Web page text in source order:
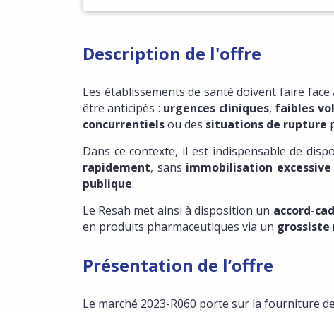
Description de l'offre
Les établissements de santé doivent faire face
être anticipés : urgences cliniques, faibles
concurrentielsou des situations de rupture
Dans ce contexte, il est indispensable de
rapidement, sans immobilisation
publique.
Le Resah met ainsi à disposition un accord-
en produits pharmaceutiques via un
Présentation de l’offre
Le marché 2023-R060 porte sur la fourniture